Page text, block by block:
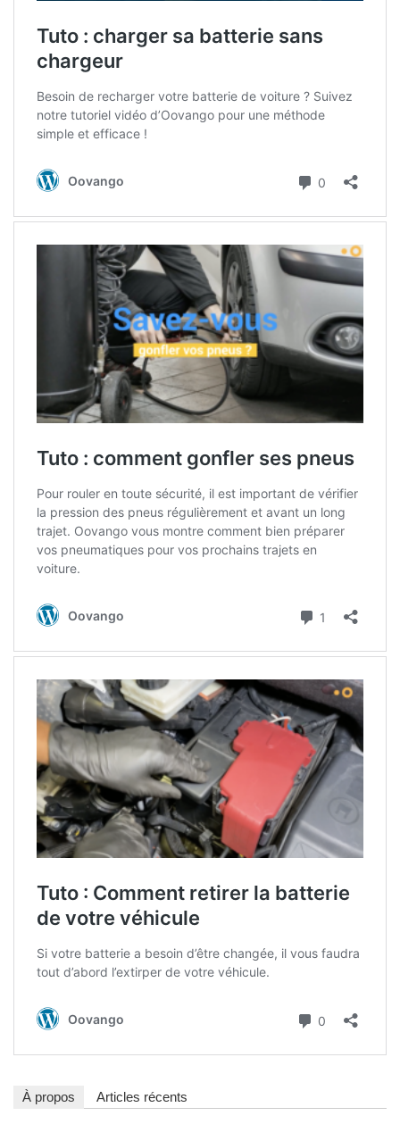
À propos Articles récents